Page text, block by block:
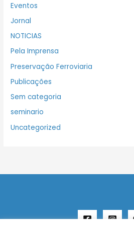
Eventos
Jornal
NOTICIAS
Pela Imprensa
Preservação Ferroviaria
Publicações
Sem categoria
seminario
Uncategorized